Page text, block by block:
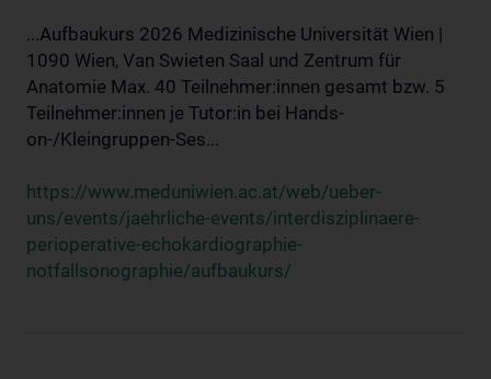
...Aufbaukurs 2026 Medizinische Universität Wien |
1090 Wien, Van Swieten Saal und Zentrum für
Anatomie Max. 40 Teilnehmer:innen gesamt bzw. 5
Teilnehmer:innen je Tutor:in bei Hands-
on-/Kleingruppen-Ses...
https://www.meduniwien.ac.at/web/ueber-
uns/events/jaehrliche-events/interdisziplinaere-
perioperative-echokardiographie-
notfallsonographie/aufbaukurs/